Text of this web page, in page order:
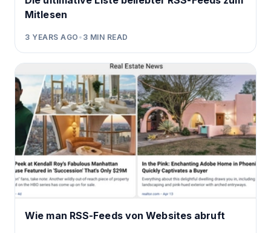
Mitlesen
3 YEARS AGO • 3 MIN READ
Wie man RSS-Feeds von Websites abruft